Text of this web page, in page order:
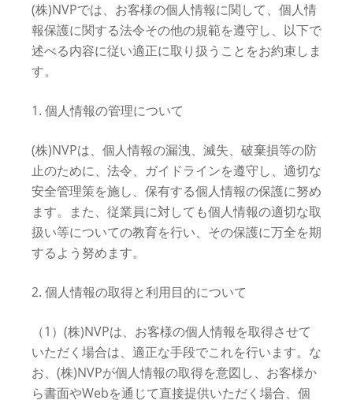
(株)NVPでは、お客様の個人情報に関して、個人情
報保護に関する法令その他の規範を遵守し、以下で
述べる内容に従い適正に取り扱うことをお約束しま
す。
1. 個人情報の管理について
(株)NVPは、個人情報の漏洩、滅失、破棄損等の防
止のために、法令、ガイドラインを遵守し、適切な
安全管理策を施し、保有する個人情報の保護に努め
ます。また、従業員に対しても個人情報の適切な取
扱い等についての教育を行い、その保護に万全を期
するよう努めます。
2. 個人情報の取得と利用目的について
（1）(株)NVPは、お客様の個人情報を取得させて
いただく場合は、適正な手段でこれを行います。な
お、(株)NVPが個人情報の取得を意図し、お客様か
ら書面やWebを通じて直接提供いただく場合、個